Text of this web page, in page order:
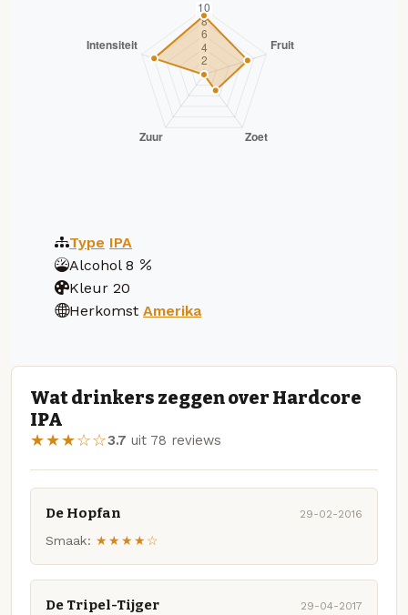
Type IPA
Alcohol 8
Kleur 20
Herkomst Amerika
Wat drinkers zeggen over Hardcore
IPA
★★★☆☆3.7 uit 78 reviews
De Hopfan 29-02-2016
Smaak: ★★★★☆
De Tripel-Tijger 29-04-2017